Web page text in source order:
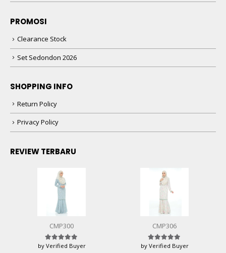
PROMOSI
Clearance Stock
Set Sedondon 2026
SHOPPING INFO
Return Policy
Privacy Policy
REVIEW TERBARU
CMP300
Rated5 out of 5
by Verified Buyer
CMP306
Rated5 out of 5
by Verified Buyer